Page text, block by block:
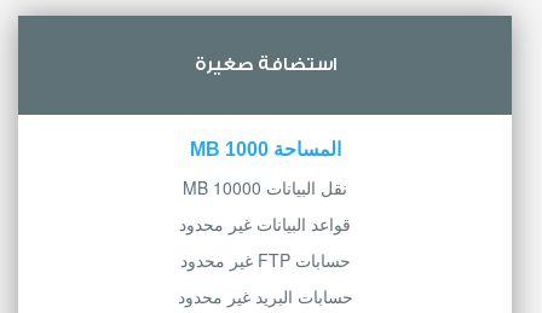
استضافة صغيرة
المساحة 1000 MB
نقل البيانات 10000 MB
قواعد البيانات غير محدود
حسابات FTP غير محدود
حسابات البريد غير محدود